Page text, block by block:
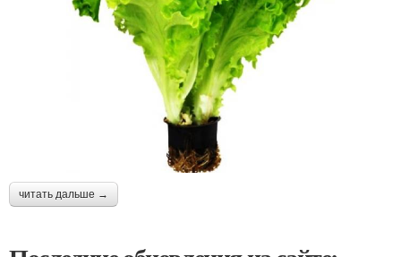
читать дальше →